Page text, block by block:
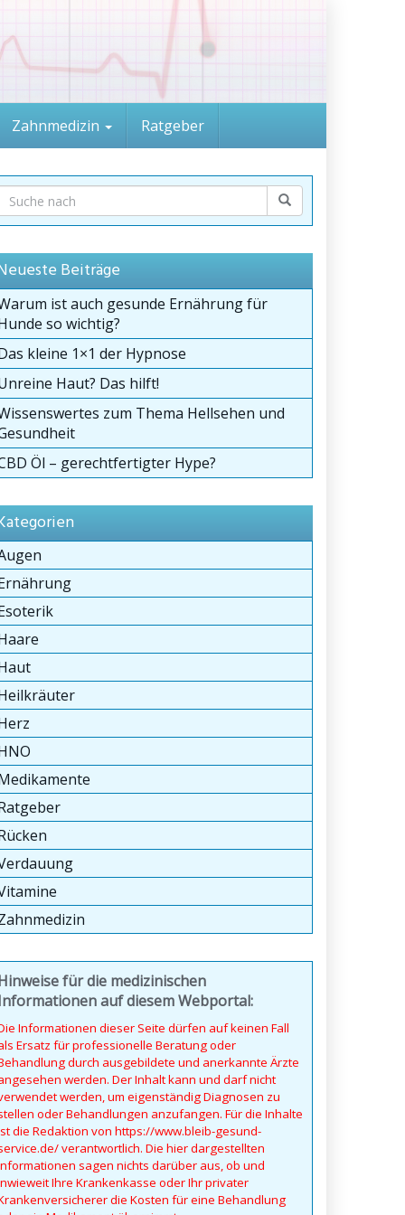
Zahnmedizin Ratgeber
Beiträge
ist auch gesunde Ernährung für
so wichtig?
kleine 1×1 der Hypnose
Haut? Das hilft!
zum Thema Hellsehen und
Öl – gerechtfertigter Hype?
für die medizinischen
auf diesem Webportal:
Informationen dieser Seite dürfen auf keinen Fall
Ersatz für professionelle Beratung oder
durch ausgebildete und anerkannte Ärzte
werden. Der Inhalt kann und darf nicht
werden, um eigenständig Diagnosen zu
oder Behandlungen anzufangen. Für die Inhalte
die Redaktion von https://www.bleib-gesund-
verantwortlich. Die hier dargestellten
sagen nichts darüber aus, ob und
Ihre Krankenkasse oder Ihr privater
die Kosten für eine Behandlung